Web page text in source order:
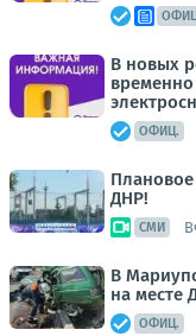
В новых
ОФИЦ.
ДНР!
СМИ
В
на месте
ОФИЦ.